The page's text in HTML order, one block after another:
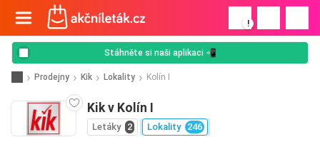
!
Stáhněte si naši aplikaci 📲
Prodejny Kik Lokality Kolín I
Kik v Kolín I
Letáky 2 Lokality 246